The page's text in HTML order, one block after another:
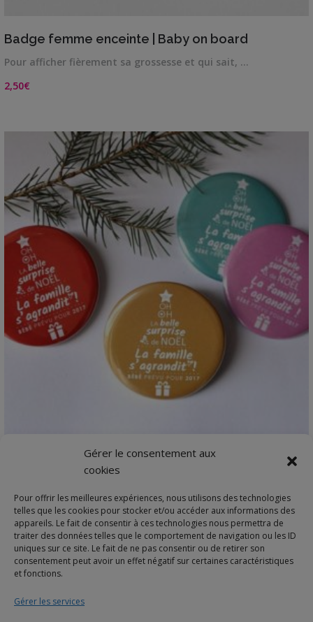
Gérer le consentement aux
cookies
Pour offrir les meilleures expériences, nous utilisons des technologies
telles que les cookies pour stocker et/ou accéder aux informations des
appareils. Le fait de consentir à ces technologies nous permettra de
traiter des données telles que le comportement de navigation ou les ID
uniques sur ce site. Le fait de ne pas consentir ou de retirer son
consentement peut avoir un effet négatif sur certaines caractéristiques
et fonctions.
Gérer les services
Badge femme enceinte | Baby on board
Pour afficher fièrement sa grossesse et qui sait, …
2,50€
Cadeau annonce originale de grossesse | Noel
2,90€